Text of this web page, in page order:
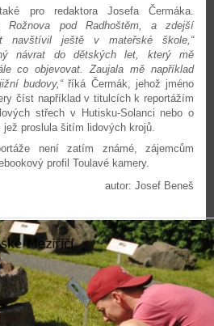
pro redaktora Josefa Čermáka.
Rožnova pod Radhoštěm, a zdejší
navštívil ještě v mateřské škole,“
návrat do dětských let, který mě
co objevovat. Zaujala mě například
budovy,“říká Čermák, jehož jméno
číst například v titulcích k reportážím
střech v Hutisku-Solanci nebo o
jež proslula šitím lidových krojů.
není zatím známé, zájemcům
profil Toulavé kamery.
autor: Josef Beneš